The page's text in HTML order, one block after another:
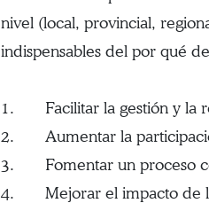
nivel (local, provincial,
indispensables del por qué
1. Facilitar la gestión y la
2. Aumentar la
3. Fomentar un proceso
4. Mejorar el impacto de la